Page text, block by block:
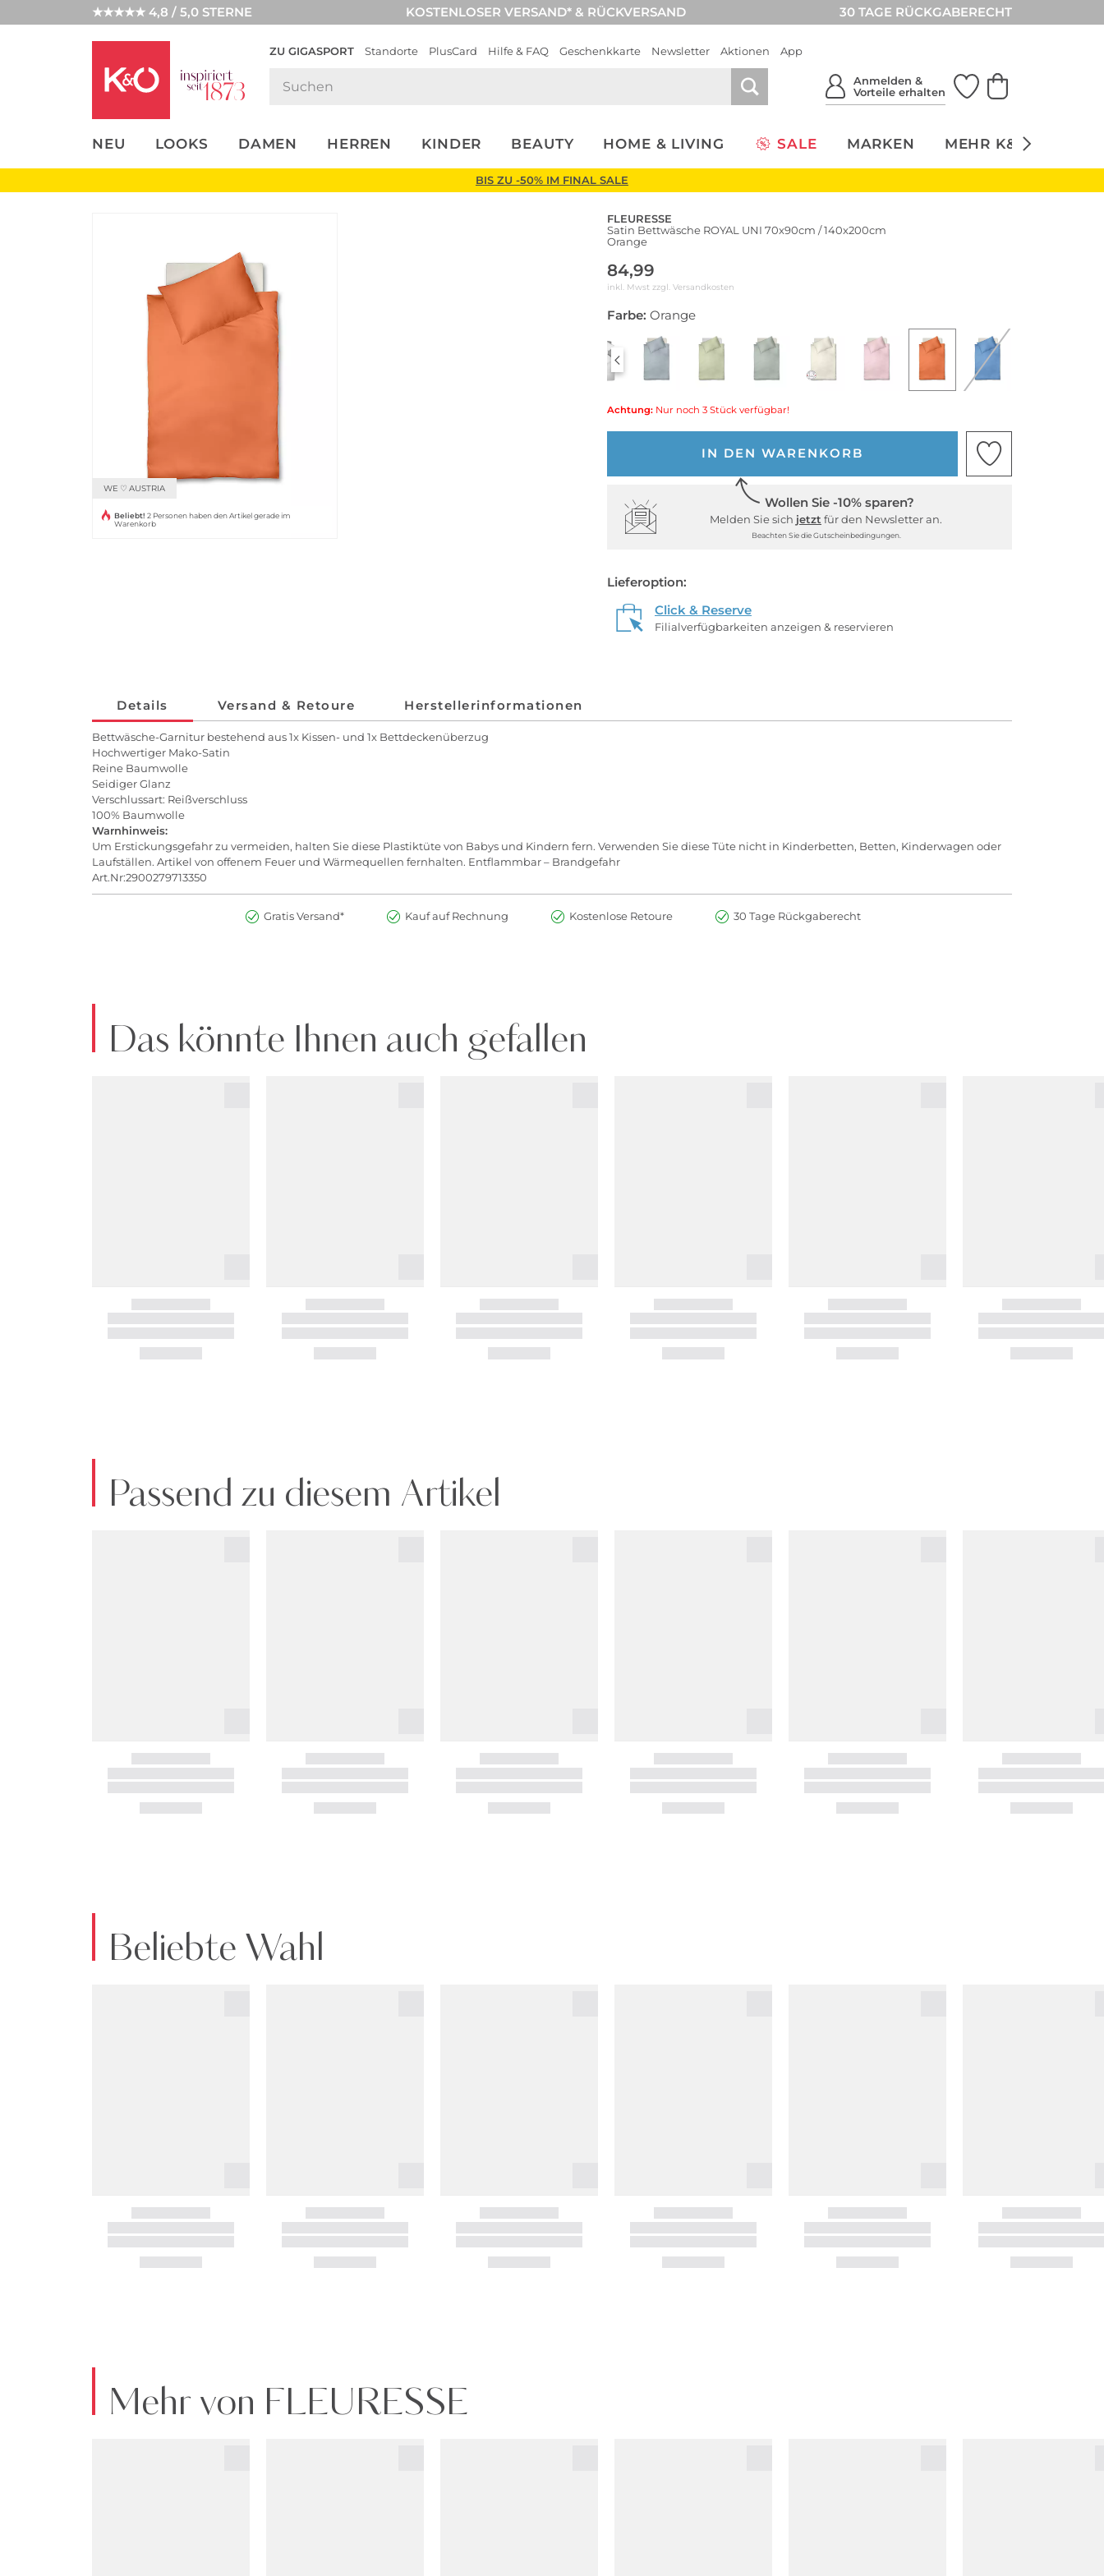
★★★★★ 4,8 / 5,0 STERNE KOSTENLOSER VERSAND* & RÜCKVERSAND 30 TAGE RÜCKGABERECHT
ZU GIGASPORT Standorte PlusCard Hilfe & FAQ Geschenkkarte Newsletter Aktionen App
Anmelden &
Vorteile erhalten
NEU LOOKS DAMEN HERREN KINDER BEAUTY HOME & LIVING SALE MARKEN MEHR K&Ö
UNSERE APP
CLICK &
BIS ZU -50% IM FINAL SALE
WE ♡ AUSTRIA
Beliebt! 2 Personen haben den Artikel gerade im
Warenkorb
FLEURESSE
Satin Bettwäsche ROYAL UNI 70x90cm / 140x200cm
Orange
84,99
inkl. Mwst zzgl. Versandkosten
Farbe: Orange
Achtung: Nur noch 3 Stück verfügbar!
IN DEN WARENKORB
Wollen Sie -10% sparen?
Melden Sie sich jetzt für den Newsletter an.
Beachten Sie die Gutscheinbedingungen.
Lieferoption:
Click & Reserve
Filialverfügbarkeiten anzeigen & reservieren
Details Versand & Retoure Herstellerinformationen
Bettwäsche-Garnitur bestehend aus 1x Kissen- und 1x Bettdeckenüberzug
Hochwertiger Mako-Satin
Reine Baumwolle
Seidiger Glanz
Verschlussart: Reißverschluss
100% Baumwolle
Warnhinweis:
Um Erstickungsgefahr zu vermeiden, halten Sie diese Plastiktüte von Babys und Kindern fern. Verwenden Sie diese Tüte nicht in Kinderbetten, Betten, Kinderwagen oder
Laufställen. Artikel von offenem Feuer und Wärmequellen fernhalten. Entflammbar – Brandgefahr
Art.Nr:2900279713350
Gratis Versand* Kauf auf Rechnung Kostenlose Retoure 30 Tage Rückgaberecht
Das könnte Ihnen auch gefallen
Passend zu diesem Artikel
Beliebte Wahl
Mehr von FLEURESSE